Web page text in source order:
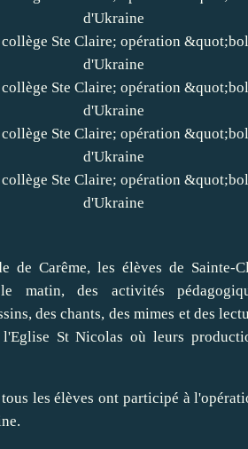
de Carême, les élèves de Sainte-
matin, des activités
des chants, des mimes et des
St Nicolas où leurs
les élèves ont participé à